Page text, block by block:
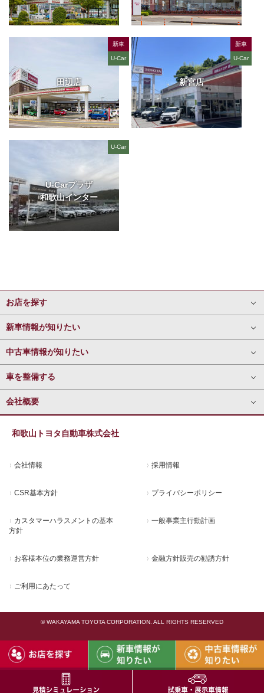
田辺店
新車
U-Car
新宮店
新車
U-Car
U-Carプラザ
和歌山インター
U-Car
お店を探す
新車情報が知りたい
中古車情報が知りたい
車を整備する
会社概要
和歌山トヨタ自動車株式会社
会社情報 採用情報
CSR基本方針 プライバシーポリシー
カスタマーハラスメントの基本
方針
一般事業主行動計画
お客様本位の業務運営方針 金融方針販売の勧誘方針
ご利用にあたって
© WAKAYAMA TOYOTA CORPORATION. ALL RIGHTS RESERVED